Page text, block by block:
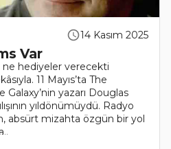
14 Kasım 2025
Var
ne hediyeler verecekti
11 Mayıs’ta The
yazarı Douglas
yıldönümüydü. Radyo
absürt mizahta özgün bir yol